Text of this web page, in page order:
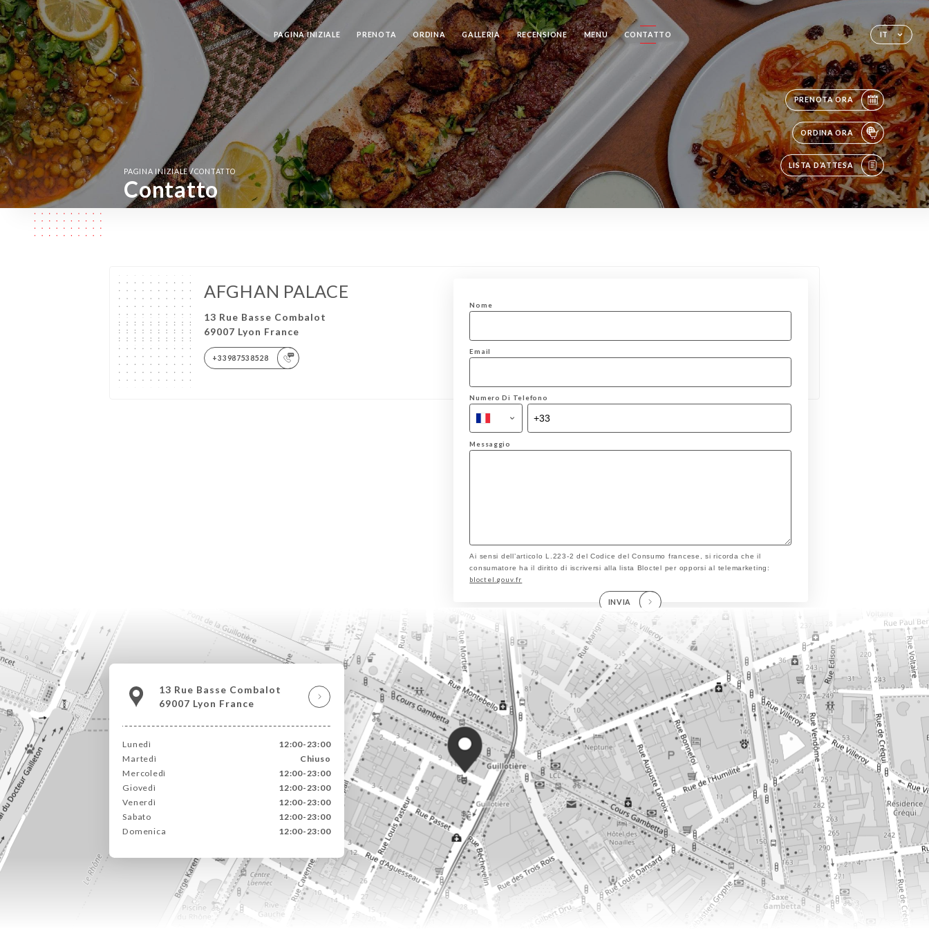
IT
PAGINA INIZIALE PRENOTA ORDINA GALLERIA RECENSIONE MENU CONTATTO
PRENOTA ORA
ORDINA ORA
LISTA D’ATTESA
PAGINA INIZIALE/CONTATTO
Contatto
AFGHAN PALACE
13 Rue Basse Combalot
69007 Lyon France
+33987538528
Nome
Email
Numero Di Telefono
Messaggio
Ai sensi dell’articolo L.223-2 del Codice del Consumo francese, si ricorda che il
consumatore ha il diritto di iscriversi alla lista Bloctel per opporsi al telemarketing:
bloctel.gouv.fr
INVIA
13 Rue Basse Combalot
69007 Lyon France
Lunedì
12:00-23:00
Martedì
Chiuso
Mercoledì
12:00-23:00
Giovedì
12:00-23:00
Venerdì
12:00-23:00
Sabato
12:00-23:00
Domenica
12:00-23:00